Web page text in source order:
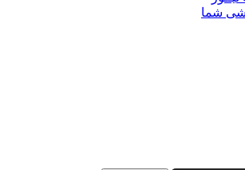
شما